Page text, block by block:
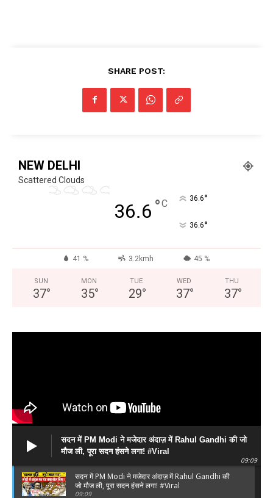
SHARE POST:
NEW DELHI
Scattered Clouds
36.6 °C 36.6°
36.6°
41 % 3.2kmh 45 %
SUN
37°
MON
35°
TUE
29°
WED
37°
THU
37°
सदन में PM Modi ने मजेदार अंदाज़ में Rahul Gandhi की जो
मौज ली, पूरा सदन हंसने लगा! #Viral
09:09
सदन में PM Modi ने मजेदार अंदाज़ में Rahul Gandhi की
जो मौज ली, पूरा सदन हंसने लगा! #Viral
09:09